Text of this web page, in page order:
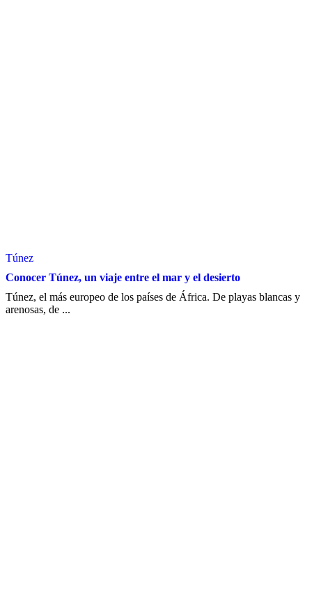
Túnez
Conocer Túnez, un viaje entre el mar y el desierto
Túnez, el más europeo de los países de África. De playas blancas y
arenosas, de ...